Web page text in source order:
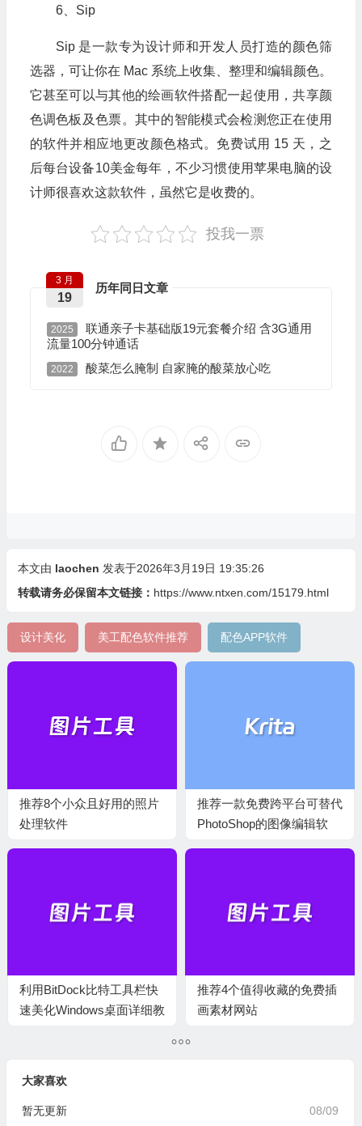
6、Sip
Sip 是一款专为设计师和开发人员打造的颜色筛
选器，可让你在 Mac 系统上收集、整理和编辑颜色。
它甚至可以与其他的绘画软件搭配一起使用，共享颜
色调色板及色票。其中的智能模式会检测您正在使用
的软件并相应地更改颜色格式。免费试用 15 天，之
后每台设备10美金每年，不少习惯使用苹果电脑的设
计师很喜欢这款软件，虽然它是收费的。
投我一票
历年同日文章
3 月
19
2025
联通亲子卡基础版19元套餐介绍 含3G通用
流量100分钟通话
2022 酸菜怎么腌制 自家腌的酸菜放心吃
本文由 laochen 发表于2026年3月19日 19:35:26
转载请务必保留本文链接： https://www.ntxen.com/15179.html
设计美化 美工配色软件推荐 配色APP软件
推荐8个小众且好用的照片
处理软件
推荐一款免费跨平台可替代
PhotoShop的图像编辑软
利用BitDock比特工具栏快
速美化Windows桌面详细教
推荐4个值得收藏的免费插
画素材网站
大家喜欢
08/09
暂无更新